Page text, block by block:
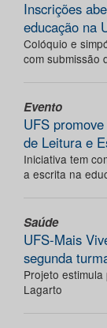
Inscrições
educação na
Colóquio e
com submissão
Evento
UFS
de Leitura e
Iniciativa tem
a escrita na
Saúde
UFS-Mais
segunda
Projeto
Lagarto